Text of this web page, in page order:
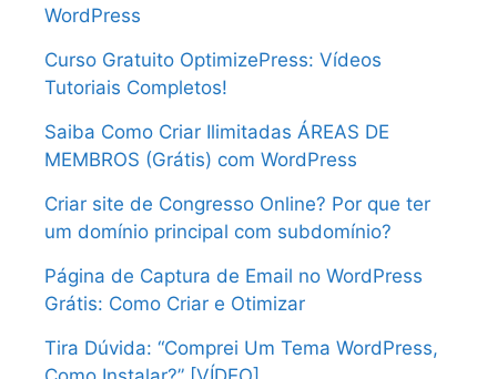
WordPress
Curso Gratuito OptimizePress: Vídeos
Tutoriais Completos!
Saiba Como Criar Ilimitadas ÁREAS DE
MEMBROS (Grátis) com WordPress
Criar site de Congresso Online? Por que ter
um domínio principal com subdomínio?
Página de Captura de Email no WordPress
Grátis: Como Criar e Otimizar
Tira Dúvida: “Comprei Um Tema WordPress,